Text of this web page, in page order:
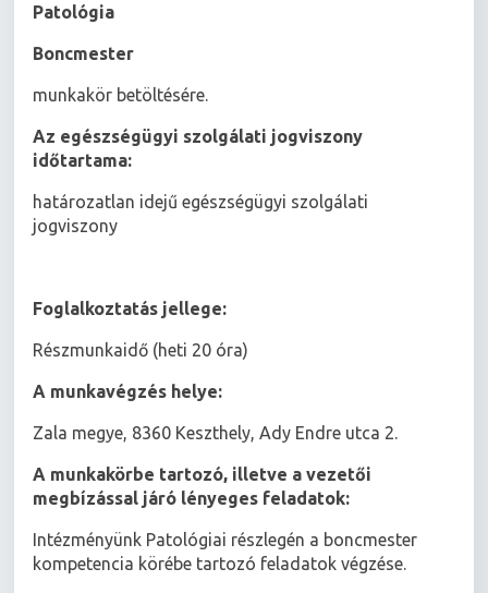
Patológia
Boncmester
munkakör betöltésére.
Az egészségügyi szolgálati jogviszony
időtartama:
határozatlan idejű egészségügyi szolgálati
jogviszony
Foglalkoztatás jellege:
Részmunkaidő (heti 20 óra)
A munkavégzés helye:
Zala megye, 8360 Keszthely, Ady Endre utca 2.
A munkakörbe tartozó, illetve a vezetői
megbízással járó lényeges feladatok:
Intézményünk Patológiai részlegén a boncmester
kompetencia körébe tartozó feladatok végzése.